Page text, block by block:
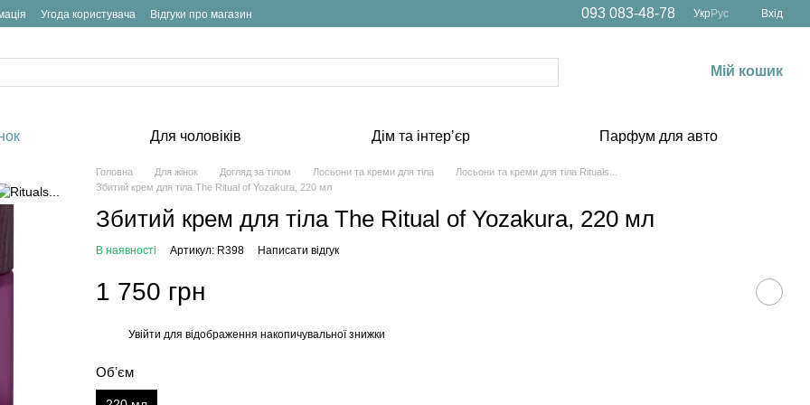
Угода користувача Відгуки про магазин 093 083-48-78 Укр Рус Вхід
Мій кошик
Для чоловіків Дім та інтерʼєр Парфум для авто
Головна Для жінок Догляд за тілом Лосьони та креми для тіла
Лосьони та креми для тіла Rituals...
Збитий крем для тіла The Ritual of Yozakura, 220 мл
Збитий крем для тіла The Ritual of Yozakura, 220 мл
В наявності Артикул: R398 Написати відгук
1 750 грн
Увійти для відображення накопичувальної знижки
Обʼєм